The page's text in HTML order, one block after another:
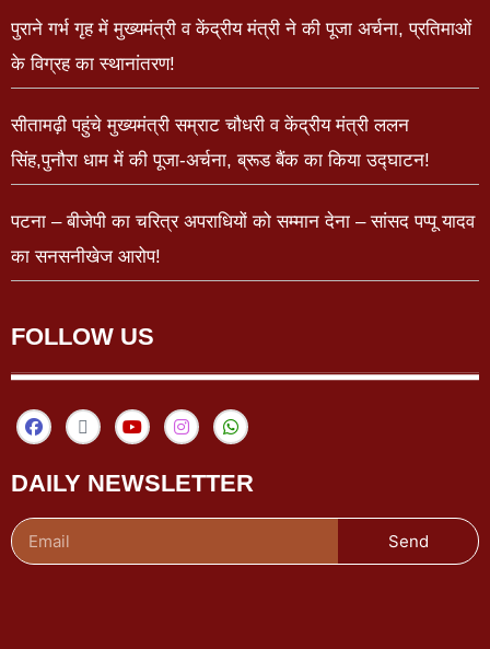
पुराने गर्भ गृह में मुख्यमंत्री व केंद्रीय मंत्री ने की पूजा अर्चना, प्रतिमाओं
के विग्रह का स्थानांतरण!
सीतामढ़ी पहुंचे मुख्यमंत्री सम्राट चौधरी व केंद्रीय मंत्री ललन
सिंह,पुनौरा धाम में की पूजा-अर्चना, ब्रूड बैंक का किया उद्घाटन!
पटना – बीजेपी का चरित्र अपराधियों को सम्मान देना – सांसद पप्पू यादव
का सनसनीखेज आरोप!
FOLLOW US
DAILY NEWSLETTER
Send